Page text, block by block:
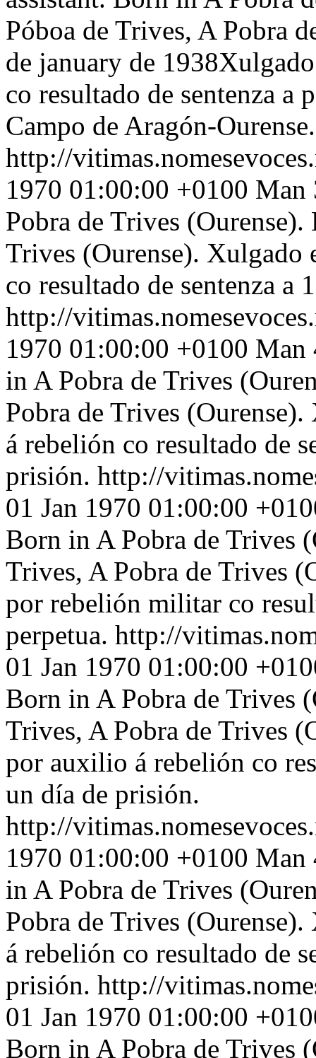
Póboa de Trives, A Pobra
de january de
co resultado de sentenza a
Campo de Aragón-Ourense.
http://
1970 01:00:00 +0100 Man
Pobra de Trives
Trives (Ourense). Xulgado
co resultado de sentenza a
http://
1970 01:00:00 +0100 Man
in A Pobra de Trives
Pobra de Trives
á rebelión co resultado de
prisión. http://
01 Jan 1970 01:00:00
Born in A Pobra de Trives
Trives, A Pobra de Trives
por rebelión militar co
perpetua. http://
01 Jan 1970 01:00:00
Born in A Pobra de Trives
Trives, A Pobra de Trives
por auxilio á rebelión co
un día de prisión.
http://
1970 01:00:00 +0100 Man
in A Pobra de Trives
Pobra de Trives
á rebelión co resultado de
prisión. http://
01 Jan 1970 01:00:00
Born in A Pobra de Trives